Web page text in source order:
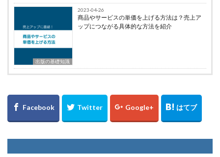
出版の基礎知識
2023-04-26
商品やサービスの単価を上げる方法は？売上ア
ップにつながる具体的な方法を紹介